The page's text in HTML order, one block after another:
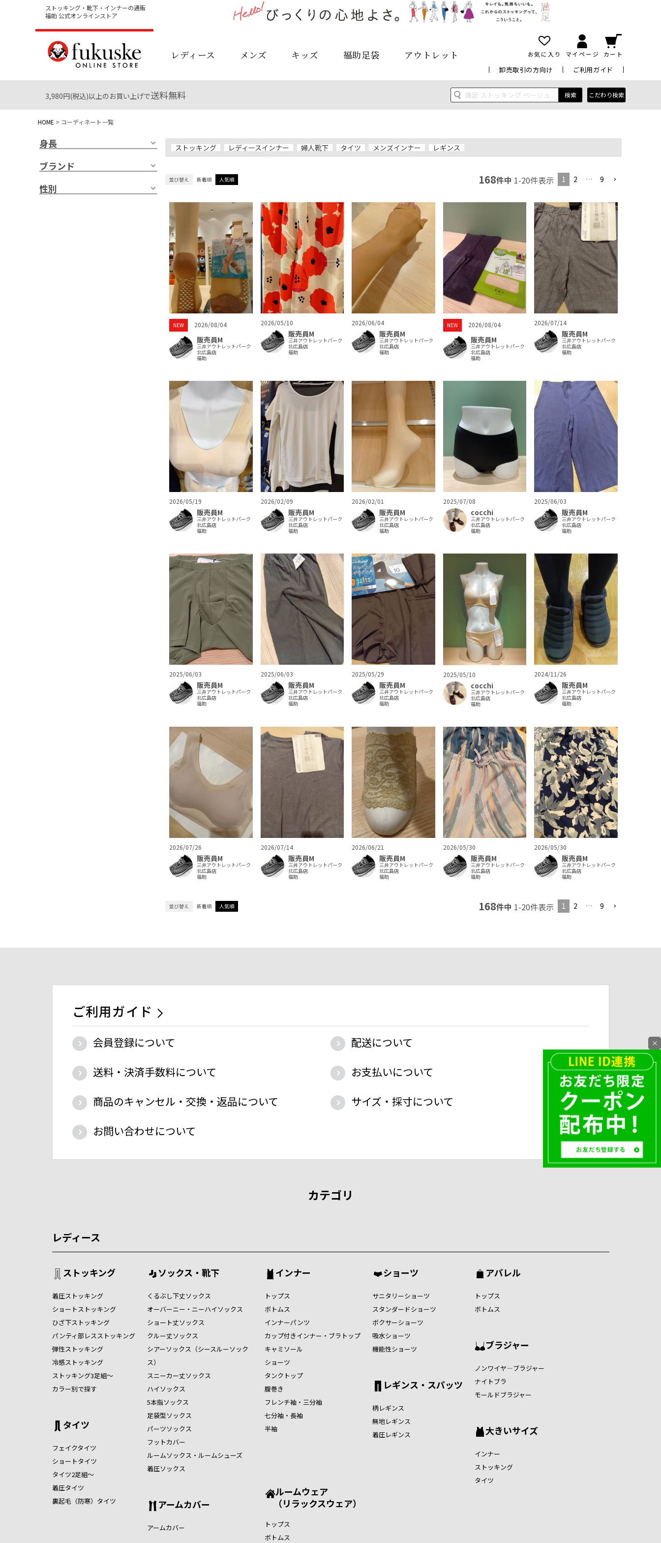
ストッキング・靴下・インナーの通販
福助 公式オンラインストア
レディース メンズ キッズ 福助足袋 アウトレット お気に入り マイページ カート
卸売取引の方向け ご利用ガイド
3,980円(税込)以上のお買い上げで送料無料 検索 こだわり検索
HOME コーディネート一覧
身長
ブランド
性別
ストッキング レディースインナー 婦人靴下 タイツ メンズインナー レギンス
並び替え 新着順 人気順 168件中 1-20件表示 1 2 … 9
NEW 2026/08/04
販売員M
三井アウトレットパーク
北広島店
福助
2026/05/10
販売員M
三井アウトレットパーク
北広島店
福助
2026/06/04
販売員M
三井アウトレットパーク
北広島店
福助
NEW 2026/08/04
販売員M
三井アウトレットパーク
北広島店
福助
2026/07/14
販売員M
三井アウトレットパーク
北広島店
福助
2026/05/19
販売員M
三井アウトレットパーク
北広島店
福助
2026/02/09
販売員M
三井アウトレットパーク
北広島店
福助
2026/02/01
販売員M
三井アウトレットパーク
北広島店
福助
2025/07/08
cocchi
三井アウトレットパーク
北広島店
福助
2025/06/03
販売員M
三井アウトレットパーク
北広島店
福助
2025/06/03
販売員M
三井アウトレットパーク
北広島店
福助
2025/06/03
販売員M
三井アウトレットパーク
北広島店
福助
2025/05/29
販売員M
三井アウトレットパーク
北広島店
福助
2025/05/10
cocchi
三井アウトレットパーク
北広島店
福助
2024/11/26
販売員M
三井アウトレットパーク
北広島店
福助
2026/07/26
販売員M
三井アウトレットパーク
北広島店
福助
2026/07/14
販売員M
三井アウトレットパーク
北広島店
福助
2026/06/21
販売員M
三井アウトレットパーク
北広島店
福助
2026/05/30
販売員M
三井アウトレットパーク
北広島店
福助
2026/05/30
販売員M
三井アウトレットパーク
北広島店
福助
並び替え 新着順 人気順 168件中 1-20件表示 1 2 … 9
ご利用ガイド
会員登録について
配送について
送料・決済手数料について
お支払いについて
商品のキャンセル・交換・返品について
サイズ・採寸について
お問い合わせについて
カテゴリ
レディース
ストッキング
着圧ストッキング
ショートストッキング
ひざ下ストッキング
パンティ部レスストッキング
弾性ストッキング
冷感ストッキング
ストッキング3足組～
カラー別で探す
タイツ
フェイクタイツ
ショートタイツ
タイツ2足組～
着圧タイツ
裏起毛（防寒）タイツ
ソックス・靴下
くるぶし下丈ソックス
オーバーニー・ニーハイソックス
ショート丈ソックス
クルー丈ソックス
シアーソックス（シースルーソック
ス）
スニーカー丈ソックス
ハイソックス
5本指ソックス
足袋型ソックス
パーツソックス
フットカバー
ルームソックス・ルームシューズ
着圧ソックス
アームカバー
アームカバー
インナー
トップス
ボトムス
インナーパンツ
カップ付きインナー・ブラトップ
キャミソール
ショーツ
タンクトップ
腹巻き
フレンチ袖・三分袖
七分袖・長袖
半袖
ショーツ
サニタリーショーツ
スタンダードショーツ
ボクサーショーツ
吸水ショーツ
機能性ショーツ
レギンス・スパッツ
柄レギンス
無地レギンス
着圧レギンス
アパレル
トップス
ボトムス
ブラジャー
ノンワイヤ―ブラジャー
ナイトブラ
モールドブラジャー
大きいサイズ
インナー
ストッキング
タイツ
ルームウェア
（リラックスウェア）
トップス
ボトムス
×